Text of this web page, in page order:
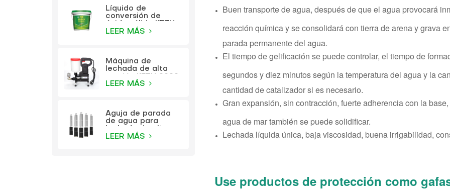
Líquido de
conversión de
(imprimación
LEER MÁS
Máquina de
lechada de alta
LEER MÁS
Aguja de parada
de agua para
presión KEZU
LEER MÁS
Buen transporte de agua, después de que el agua provocará
reacción química y se consolidará con tierra de arena y grava
parada permanente del agua.
El tiempo de gelificación se puede controlar, el tiempo de
segundos y diez minutos según la temperatura del agua y la
cantidad de catalizador si es necesario.
Gran expansión, sin contracción, fuerte adherencia con la
agua de mar también se puede solidificar.
Lechada líquida única, baja viscosidad, buena irrigabilidad,
Use productos de protección como